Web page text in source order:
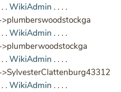
. WikiAdmin . . . .
. WikiAdmin . . . .
. WikiAdmin . . . .
. WikiAdmin . . . .